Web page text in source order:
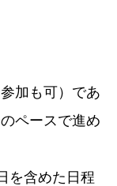
参加も可）であ
ペースで進め
を含めた日程